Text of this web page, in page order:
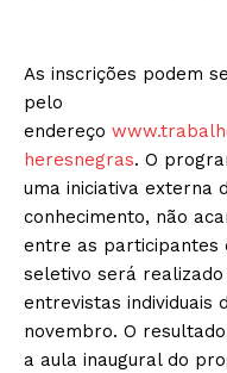
As inscrições podem
pelo
endereço
heresnegras. O
uma iniciativa externa
conhecimento, não
entre as participantes
seletivo será
entrevistas individuais
novembro. O
a aula inaugural do